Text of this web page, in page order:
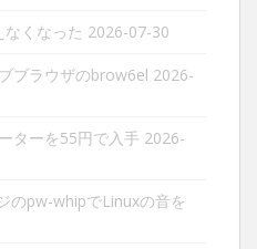
くなった 2026-07-30
ブラウザのbrow6el 2026-
ターを55円で入手 2026-
のpw-whipでLinuxの音を